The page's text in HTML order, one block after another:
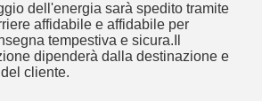
dell'energia sarà spedito tramite
affidabile e affidabile per
tempestiva e sicura.Il
dipenderà dalla destinazione e
cliente.